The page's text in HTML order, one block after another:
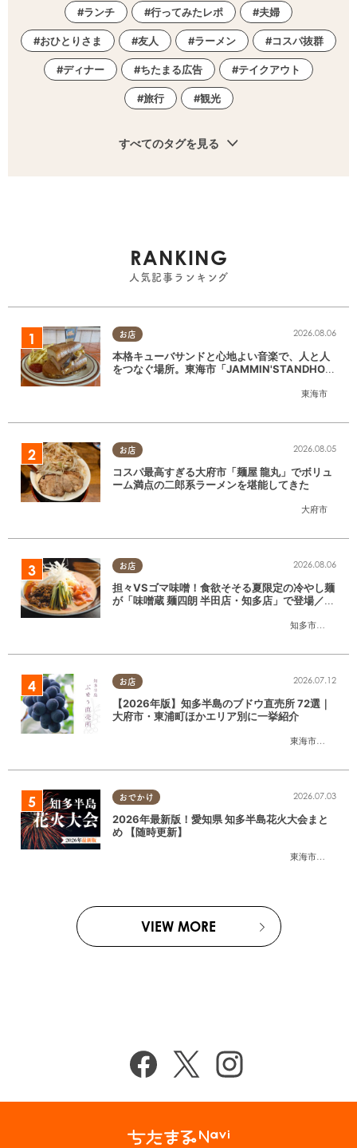
ランチ 行ってみたレポ 夫婦
おひとりさま 友人 ラーメン コスパ抜群
ディナー ちたまる広告 テイクアウト
旅行 観光
すべてのタグを見る
RANKING
人気記事ランキング
お店
東海市
2026.08.06
本格キューバサンドと心地よい音楽で、人と人
をつなぐ場所。東海市「JAMMIN'STANDHOU
お店
大府市
2026.08.05
コスパ最高すぎる大府市「麺屋 龍丸」でボリュ
ーム満点の二郎系ラーメンを堪能してきた
お店
知多市
,半田市
2026.08.06
担々VSゴマ味噌！食欲そそる夏限定の冷やし麺
が「味噌蔵 麺四朗 半田店・知多店」で登場／ち
お店
東海市
,大府市
2026.07.12
【2026年版】知多半島のブドウ直売所 72選｜
大府市・東浦町ほかエリア別に一挙紹介
おでかけ
東海市
,大府市
2026.07.03
2026年最新版！愛知県 知多半島花火大会まと
め 【随時更新】
VIEW MORE